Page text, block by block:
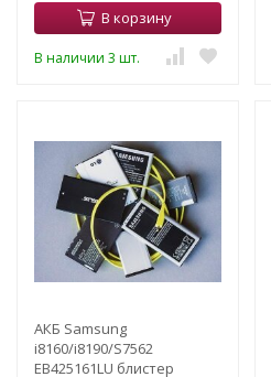
В корзину
В наличии 3 шт.
АКБ Samsung
i8160/i8190/S7562
EB425161LU блистер